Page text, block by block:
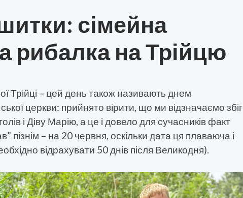
сімейна
рибалка на Трійцю
Трійці – цей день також називають днем
церкви: прийнято вірити, що ми відзначаємо збіг
і Діву Марію, а це і довело для сучасників факт
пізнім – на 20 червня, оскільки дата ця плаваюча і
відрахувати 50 днів після Великодня).